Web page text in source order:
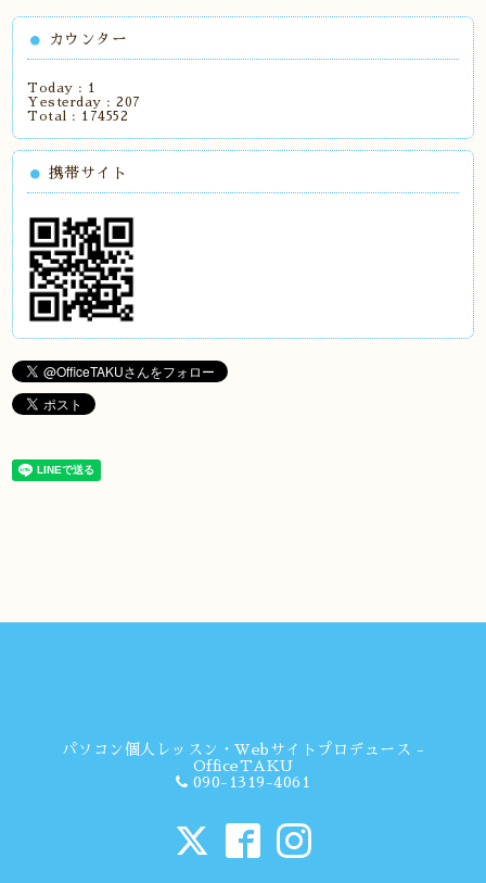
カウンター
Today : 1
Yesterday :207
Total : 174552
携帯サイト
パソコン個人レッスン・Webサイトプロデュース -
OfficeTAKU
090-1319-4061